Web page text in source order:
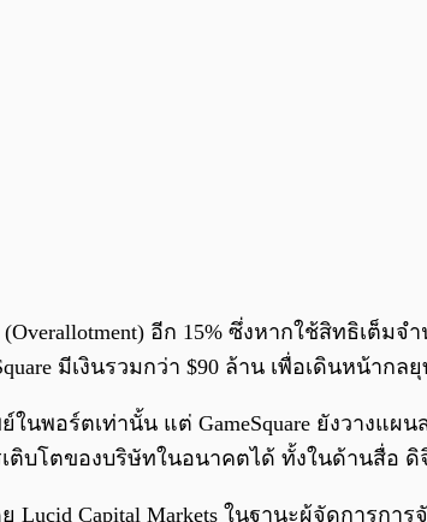
อีก 15% ซึ่งหากใช้สิทธิเต็ม
มีเงินรวมกว่า $90 ล้าน เพื่อเดินหน้ากล
นพอร์ตเท่านั้น แต่ GameSquare ยังวางแ
ติบโตของบริษัทในอนาคตได้ ทั้งในด้านสื่อ
Capital Markets ในฐานะผู้จัดการก